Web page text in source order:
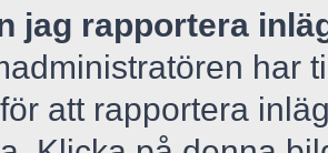
jag rapportera
har
att rapportera